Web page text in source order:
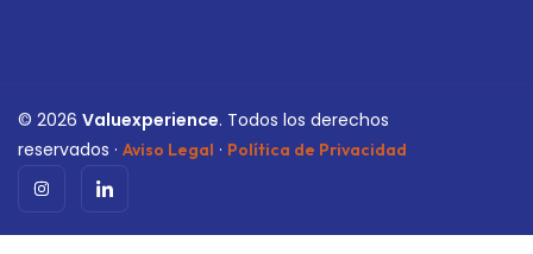
© 2026 Valuexperience. Todos los derechos
reservados · Aviso Legal · Política de Privacidad